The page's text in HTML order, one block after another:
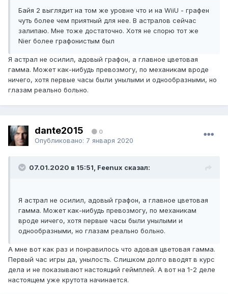
Байя 2 выглядит на том же уровне что и на WiiU - графен
чуть более чем приятный для нее. В астралов сейчас
залипаю. Мне тоже достаточно. Хотя не спорю тот же
Nier более графонистым был
Я астрал не осилил, адовый графон, а главное цветовая
гамма. Может как-нибудь превозмогу, по механикам вроде
ничего, хотя первые часы были унылыми и однообразными, но
глазам реально больно.
dante2015 0
Опубликовано: 7 января 2020
07.01.2020 в 15:51, Feenux сказал:
Я астрал не осилил, адовый графон, а главное цветовая
гамма. Может как-нибудь превозмогу, по механикам
вроде ничего, хотя первые часы были унылыми и
однообразными, но глазам реально больно.
А мне вот как раз и понравилось что адовая цветовая гамма.
Первый час игры да, унылость. Слишком долго вводят в курс
дела и не показывают настоящий геймплей. А вот на 1-2 деле
настоящем уже крутота начинается.